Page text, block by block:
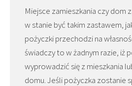
Miejsce zamieszkania czy dom
w stanie być takim zastawem,
pożyczki przechodzi na
świadczy to w żadnym razie, iż
wyprowadzić się z mieszkania
domu. Jeśli pożyczka zostanie